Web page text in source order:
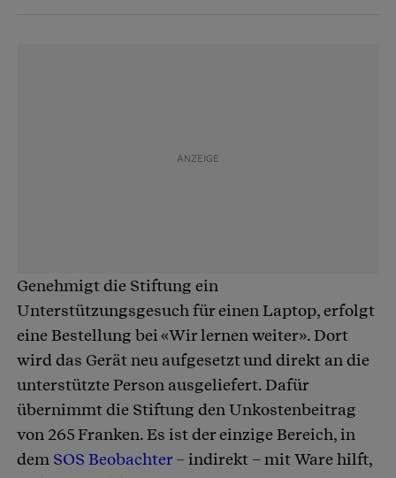
Genehmigt die Stiftung ein
Unterstützungsgesuch für einen Laptop, erfolgt
eine Bestellung bei «Wir lernen weiter». Dort
wird das Gerät neu aufgesetzt und direkt an die
unterstützte Person ausgeliefert. Dafür
übernimmt die Stiftung den Unkostenbeitrag
von 265 Franken. Es ist der einzige Bereich, in
dem SOS Beobachter– indirekt – mit Ware hilft,